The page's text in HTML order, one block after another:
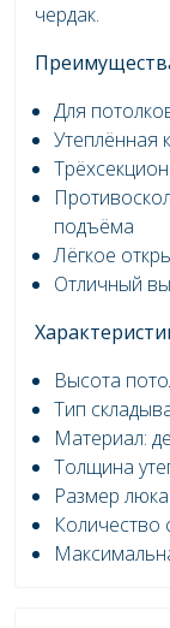
чердак.
Для
Утеплённая
подъёма
Лёгкое
Отличный
Высота
Тип
Материал:
Толщина
Размер
Количество